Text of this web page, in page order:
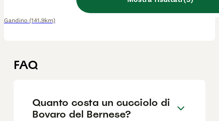
Gandino (141.9km)
FAQ
Quanto costa un cucciolo di
Bovaro del Bernese?